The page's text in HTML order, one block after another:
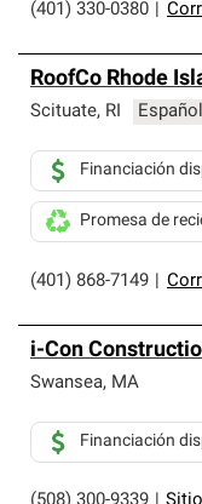
(401) 330-0380
RoofCo Rhode
Scituate, RI
(401) 868-7149
Financiación
Promesa de
i-Con
Swansea, MA
Financiación